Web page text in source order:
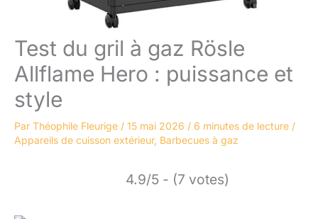
Test du gril à gaz Rösle
Allflame Hero : puissance et
style
Par Théophile Fleurige / 15 mai 2026 / 6 minutes de lecture /
Appareils de cuisson extérieur, Barbecues à gaz
4.9/5 - (7 votes)